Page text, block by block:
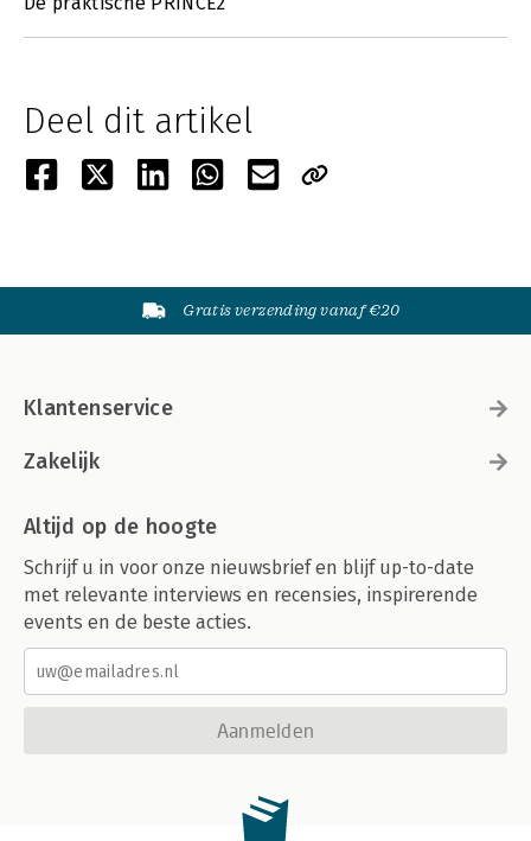
Deel dit artikel
Gratis verzending vanaf €20
Klantenservice
Zakelijk
Altijd op de hoogte
Schrijf u in voor onze nieuwsbrief en blijf up-to-date
met relevante interviews en recensies, inspirerende
events en de beste acties.
Aanmelden